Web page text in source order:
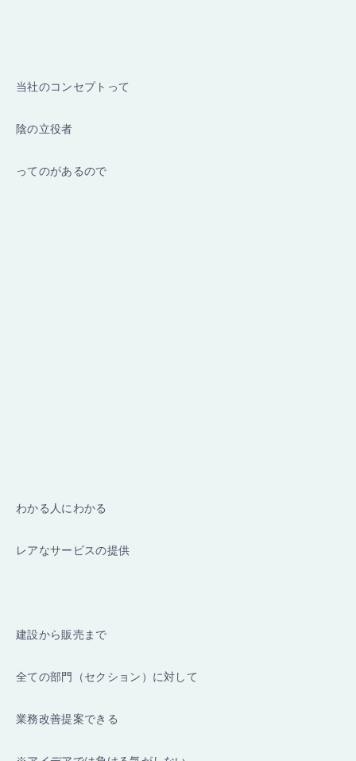
当社のコンセプトって
陰の立役者
ってのがあるので
わかる人にわかる
レアなサービスの提供
建設から販売まで
全ての部門（セクション）に対して
業務改善提案できる